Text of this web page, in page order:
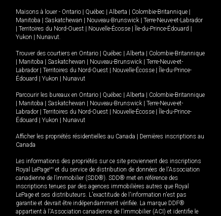
Maisons à louer - Ontario Québec Alberta Colombie-Britannique
Manitoba
Saskatchewan Nouveau-Brunswick
Terre-Neuve-et-Labrador
Territoires du Nord-Ouest Nouvelle-Écosse Île-du-Prince-Édouard
Yukon
Nunavut.
Trouver des courtiers en Ontario Québec Alberta
Colombie-Britannique
Manitoba Saskatchewan Nouveau-Brunswick
Terre-Neuve-et-
Labrador
Territoires du Nord-Ouest Nouvelle-Écosse
Île-du-Prince-
Édouard
Yukon Nunavut
Parcourir les bureaux en Ontario Québec Alberta
Colombie-Britannique
Manitoba Saskatchewan Nouveau-Brunswick
Terre-Neuve-et-
Labrador
Territoires du Nord-Ouest Nouvelle-Écosse
Île-du-Prince-
Édouard
Yukon Nunavut
Afficher les propriétés résidentielles au Canada
Dernières inscriptions au
Canada
Les informations des propriétés sur ce site proviennent des inscriptions
Royal LePageMD et du service de distribution de données de l'Association
canadienne de l’immobilier (SDD®). SDD® met en référence des
inscriptions tenues par des agences immobilières autres que Royal
LePage et ses distributeurs. L'exactitude de l'information n'est pas
garantie et devrait être indépendamment vérifiée. La marque DDF®
appartient à l'Association canadienne de l’immobilier (ACI) et identifie le